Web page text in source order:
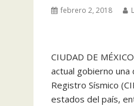
febrero 2, 2018
CIUDAD DE
actual gobierno
Registro Sísmico
estados del país,